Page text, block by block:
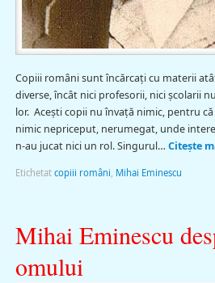
Copiii români sunt încărcaţi cu materii
diverse, încât nici profesorii, nici şcolarii
lor. Aceşti copii nu învaţă nimic, pentru
nimic nepriceput, nerumegat, unde
n-au jucat nici un rol. Singurul… Citește
Etichetat copiii români Mihai Eminescu
Mihai Eminescu
omului